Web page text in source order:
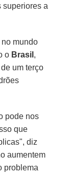
superiores a
mundo
o Brasil ,
um terço
pode nos
que
diz
aumentem
problema